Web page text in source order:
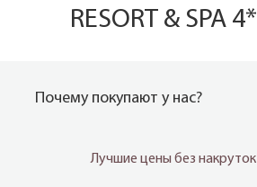
RESORT & SPA 4*
Почему покупают у нас?
Лучшие цены без накруток